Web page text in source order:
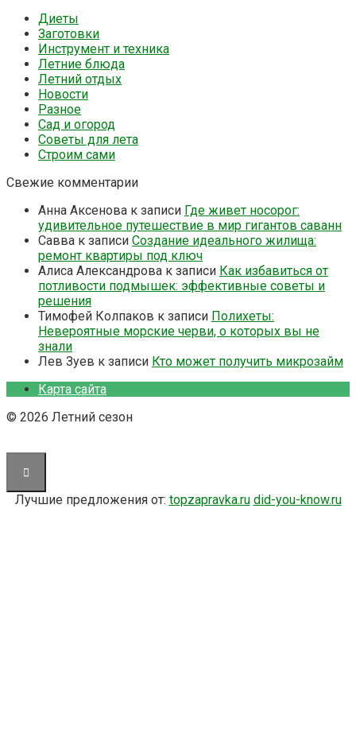
Диеты
Заготовки
Инструмент и техника
Летние блюда
Летний отдых
Новости
Разное
Сад и огород
Советы для лета
Строим сами
Свежие комментарии
Анна Аксенова к записи Где живет носорог:
удивительное путешествие в мир гигантов саванн
Савва к записи Создание идеального жилища:
ремонт квартиры под ключ
Алиса Александрова к записи Как избавиться от
потливости подмышек: эффективные советы и
решения
Тимофей Колпаков к записи Полихеты:
Невероятные морские черви, о которых вы не
знали
Лев Зуев к записи Кто может получить микрозайм
Карта сайта
© 2026 Летний сезон
Лучшие предложения от: topzapravka.ru did-you-know.ru